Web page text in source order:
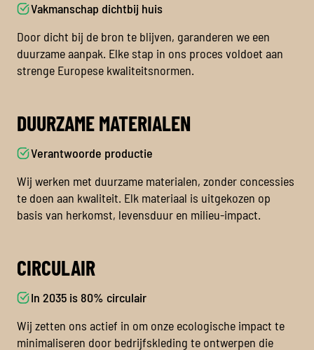
Vakmanschap dichtbij huis
Door dicht bij de bron te blijven, garanderen we een
duurzame aanpak. Elke stap in ons proces voldoet aan
strenge Europese kwaliteitsnormen.
DUURZAME MATERIALEN
Verantwoorde productie
Wij werken met duurzame materialen, zonder concessies
te doen aan kwaliteit. Elk materiaal is uitgekozen op
basis van herkomst, levensduur en milieu-impact.
CIRCULAIR
In 2035 is 80% circulair
Wij zetten ons actief in om onze ecologische impact te
minimaliseren door bedrijfskleding te ontwerpen die